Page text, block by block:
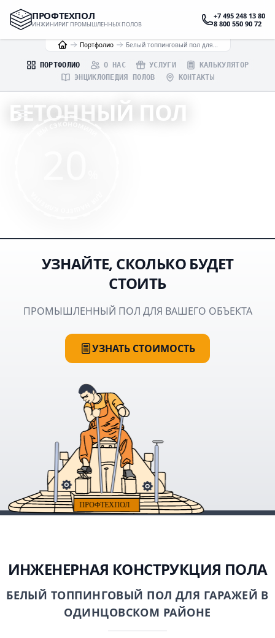
ПРОФТЕХПОЛ
ИНЖИНИРИГ ПРОМЫШЛЕННЫХ ПОЛОВ
+7 495 248 13 80
8 800 550 90 72
Портфолио
ПОРТФОЛИО О НАС УСЛУГИ
КАЛЬКУЛЯТОР
ЭНЦИКЛОПЕДИЯ ПОЛОВ
КОНТАКТЫ
МЫ СЭКОНОМИЛИ
БЕТОННЫЙ ПОЛ
УЗНАЙТЕ, СКОЛЬКО БУДЕТ
СТОИТЬ
ПРОМЫШЛЕННЫЙ ПОЛ ДЛЯ ВАШЕГО ОБЪЕКТА
УЗНАТЬ СТОИМОСТЬ
ИНЖЕНЕРНАЯ КОНСТРУКЦИЯ ПОЛА
БЕЛЫЙ ТОППИНГОВЫЙ ПОЛ ДЛЯ ГАРАЖЕЙ В
ОДИНЦОВСКОМ РАЙОНЕ